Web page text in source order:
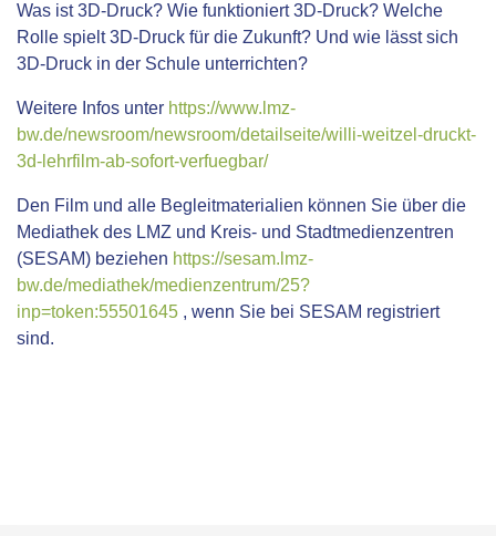
Was ist 3D-Druck? Wie funktioniert 3D-Druck? Welche
Rolle spielt 3D-Druck für die Zukunft? Und wie lässt sich
3D-Druck in der Schule unterrichten?
Weitere Infos unter https://www.lmz-
bw.de/newsroom/newsroom/detailseite/willi-weitzel-druckt-
3d-lehrfilm-ab-sofort-verfuegbar/
Den Film und alle Begleitmaterialien können Sie über die
Mediathek des LMZ und Kreis- und Stadtmedienzentren
(SESAM) beziehen https://sesam.lmz-
bw.de/mediathek/medienzentrum/25?
inp=token:55501645 , wenn Sie bei SESAM registriert
sind.